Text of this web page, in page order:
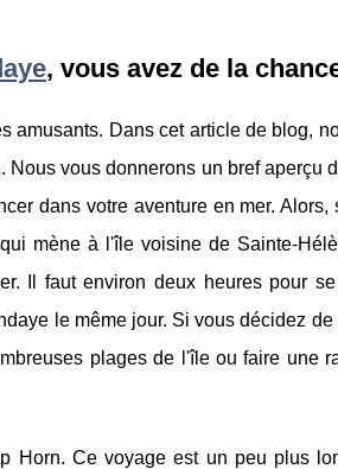
, vous avez de la
amusants. Dans cet article de blog,
vous donnerons un bref aperçu
dans votre aventure en mer. Alors,
mène à l'île voisine de Sainte-
Il faut environ deux heures pour
le même jour. Si vous décidez de
plages de l'île ou faire une
Horn. Ce voyage est un peu plus